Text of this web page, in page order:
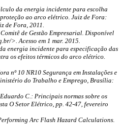
da energia incidente para escolha
ao arco elétrico. Juiz de Fora:
de Fora, 2011.
de Gestão Empresarial. Disponível
>. Acesso em 1 mar. 2015.
energia incidente para especificação das
os efeitos térmicos do arco elétrico.
nº 10 NR10 Segurança em Instalações e
do Trabalho e Emprego, Brasília:
C.: Principais normas sobre os
O Setor Elétrico, pp. 42-47, fevereiro
Arc Flash Hazard Calculations.